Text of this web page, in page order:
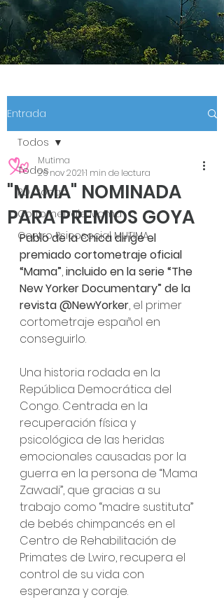
Entrada
Todos
RD Congo
Cortometraje Mama
Centro Psicosocial MUTIMA
Todos
"MAMA" NOMINADA
PARA PREMIOS GOYA
Mutima
26 nov 20211 min de lectura
Pablo de la Chica dirige el
premiado cortometraje oficial
“Mama”, incluido en la serie “The
New Yorker Documentary” de la
revista @NewYorker, el primer
cortometraje español en
conseguirlo.
Una historia rodada en la
República Democrática del
Congo. Centrada en la
recuperación física y
psicológica de las heridas
emocionales causadas por la
guerra en la persona de “Mama
Zawadi”, que gracias a su
trabajo como “madre sustituta”
de bebés chimpancés en el
Centro de Rehabilitación de
Primates de Lwiro, recupera el
control de su vida con
esperanza y coraje.